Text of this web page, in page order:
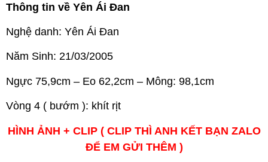
Thông tin về Yên Ái Đan
Nghệ danh: Yên Ái Đan
Năm Sinh: 21/03/2005
Ngực 75,9cm – Eo 62,2cm – Mông: 98,1cm
Vòng 4 ( bướm ): khít rịt
HÌNH ẢNH + CLIP ( CLIP THÌ ANH KẾT BẠN ZALO
ĐỂ EM GỬI THÊM )